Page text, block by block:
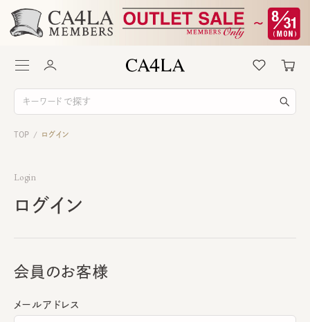
TOP / ログイン
Login
ログイン
会員のお客様
メールアドレス